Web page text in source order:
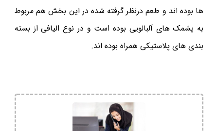
ها بوده اند و طعم درنظر گرفته شده در این بخش هم مربوط
به پشمک های آلبالویی بوده است و در نوع الیافی از بسته
بندی های پلاستیکی همراه بوده اند.